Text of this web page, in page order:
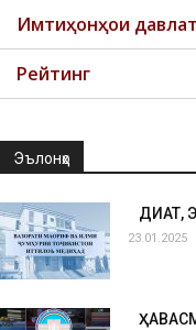
Имтиҳонҳои
Рейтинг
Эълонҳо
23.01.2025